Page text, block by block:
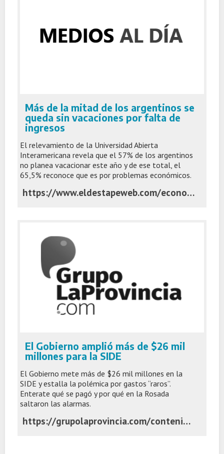
Más de la mitad de los argentinos se
queda sin vacaciones por falta de
ingresos
El relevamiento de la Universidad Abierta
Interamericana revela que el 57% de los argentinos
no planea vacacionar este año y de ese total, el
65,5% reconoce que es por problemas económicos.
https://www.eldestapeweb.com/economia/turismo/mas-de-la-mitad-de-los-argentinos-se-queda-sin-vacaciones-por-falta-de-ingresos-2025122152112
El Gobierno amplió más de $26 mil
millones para la SIDE
El Gobierno mete más de $26 mil millones en la
SIDE y estalla la polémica por gastos “raros”.
Enterate qué se pagó y por qué en la Rosada
saltaron las alarmas.
https://grupolaprovincia.com/contenido/592603/side-polemica-por-gastos-y-el-millonario-refuerzo-oficial